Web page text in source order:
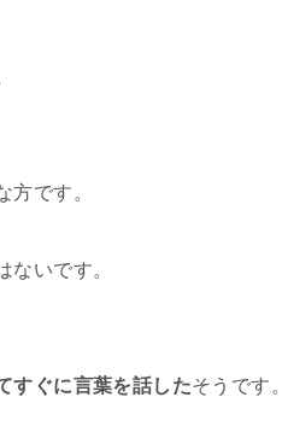
方です。
ないです。
すぐに言葉を話したそうです。